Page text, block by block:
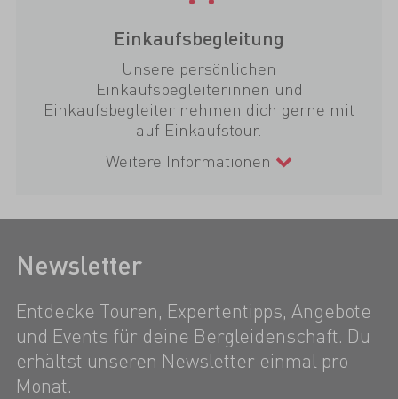
Einkaufsbegleitung
Unsere persönlichen
Einkaufsbegleiterinnen und
Einkaufsbegleiter nehmen dich gerne mit
auf Einkaufstour.
Weitere Informationen
Newsletter
Entdecke Touren, Expertentipps, Angebote
und Events für deine Bergleidenschaft. Du
erhältst unseren Newsletter einmal pro
Monat.